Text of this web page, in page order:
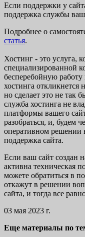
Если поддержки у
поддержка службы
Подробнее о
статья.
Хостинг - это услуга,
специализированной
бесперебойную
хостинга
но сделает это не так
служба хостинга не
платформы вашего
разобраться, и, будем
оперативном решении
поддержка сайта.
Если ваш сайт создан
активна техническая
можете обратиться в
откажут в решении
сайта, и тогда все
03 мая 2023 г.
Еще материалы по